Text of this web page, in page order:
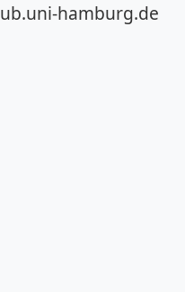
hamburg.de